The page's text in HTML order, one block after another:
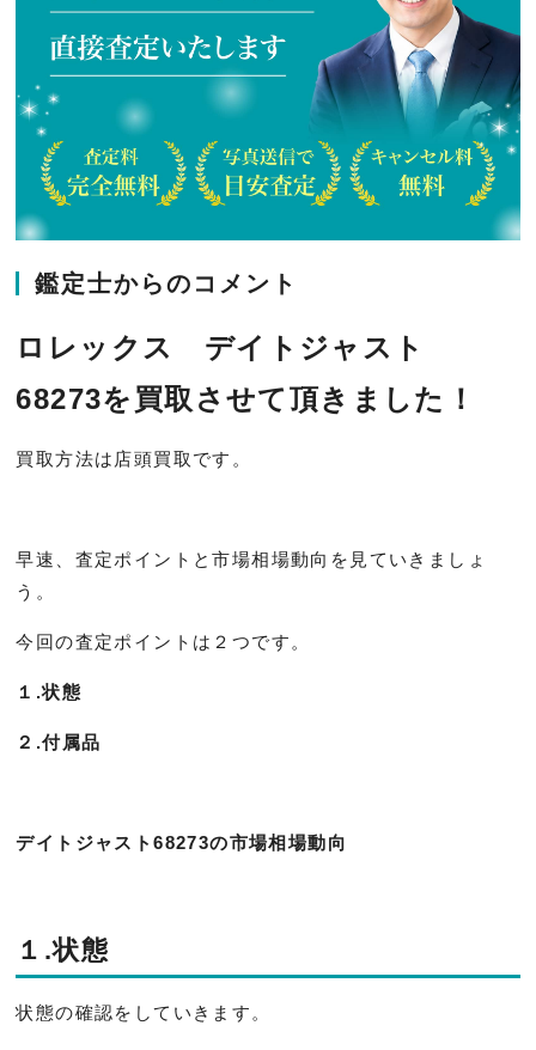
鑑定士からのコメント
ロレックス デイトジャスト
68273を買取させて頂きました！
買取方法は店頭買取です。
早速、査定ポイントと市場相場動向を見ていきましょ
う。
今回の査定ポイントは２つです。
１.状態
２.付属品
デイトジャスト68273の市場相場動向
１.状態
状態の確認をしていきます。